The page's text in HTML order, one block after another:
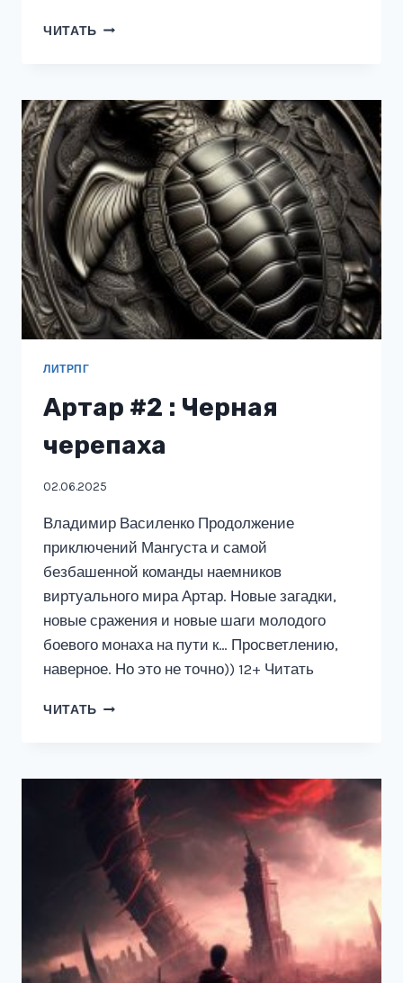
ЧИТАТЬ САЙБЕРИЯ
ЛИТРПГ
Артар #2 : Черная
черепаха
02.06.2025
Владимир Василенко Продолжение
приключений Мангуста и самой
безбашенной команды наемников
виртуального мира Артар. Новые загадки,
новые сражения и новые шаги молодого
боевого монаха на пути к… Просветлению,
наверное. Но это не точно)) 12+ Читать
ЧИТАТЬ АРТАР
ЧЕРЕПАХА